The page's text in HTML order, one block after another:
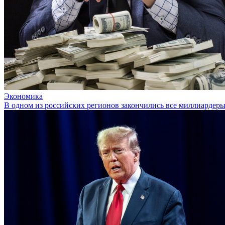
Экономика
В одном из российских регионов закончились все миллиардеры